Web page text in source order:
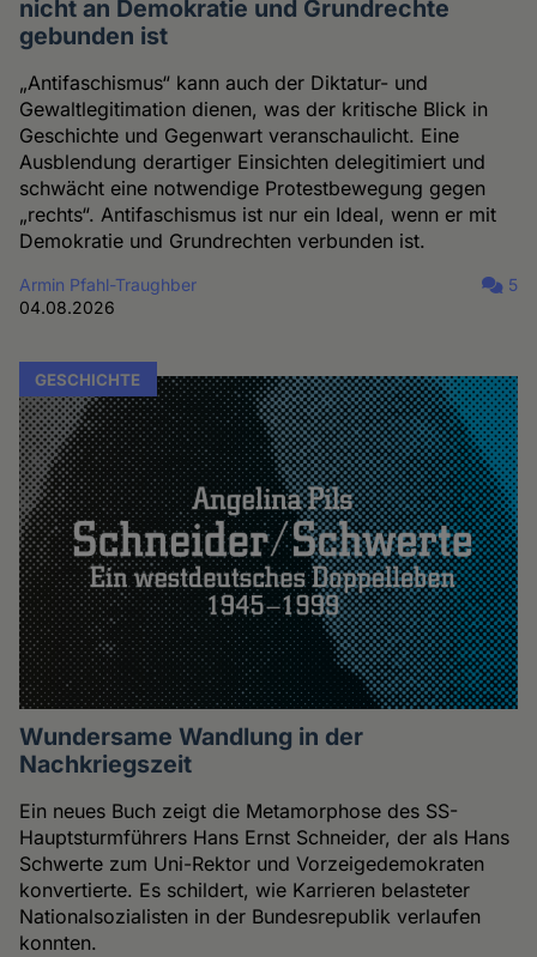
nicht an Demokratie und Grundrechte
gebunden ist
„Antifaschismus“ kann auch der Diktatur- und
Gewaltlegitimation dienen, was der kritische Blick in
Geschichte und Gegenwart veranschaulicht. Eine
Ausblendung derartiger Einsichten delegitimiert und
schwächt eine notwendige Protestbewegung gegen
„rechts“. Antifaschismus ist nur ein Ideal, wenn er mit
Demokratie und Grundrechten verbunden ist.
Armin Pfahl-Traughber
04.08.2026
5
GESCHICHTE
Wundersame Wandlung in der
Nachkriegszeit
Ein neues Buch zeigt die Metamorphose des SS-
Hauptsturmführers Hans Ernst Schneider, der als Hans
Schwerte zum Uni-Rektor und Vorzeigedemokraten
konvertierte. Es schildert, wie Karrieren belasteter
Nationalsozialisten in der Bundesrepublik verlaufen
konnten.